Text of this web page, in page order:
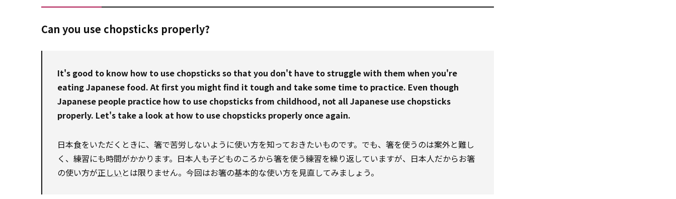
Can you use chopsticks properly?
It's good to know how to use chopsticks so that you don't have to struggle with them when you're
eating Japanese food. At first you might find it tough and take some time to practice. Even though
Japanese people practice how to use chopsticks from childhood, not all Japanese use chopsticks
properly. Let's take a look at how to use chopsticks properly once again.
日本食をいただくときに、箸で苦労しないように使い方を知っておきたいものです。でも、箸を使うのは案外と難し
く、練習にも時間がかかります。日本人も子どものころから箸を使う練習を繰り返していますが、日本人だからお箸
の使い方が正しいとは限りません。今回はお箸の基本的な使い方を見直してみましょう。